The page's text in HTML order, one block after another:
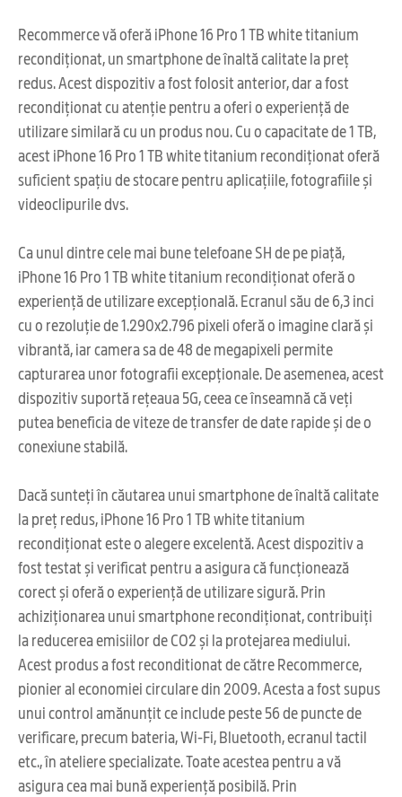
Recommerce vă oferă iPhone 16 Pro 1 TB white titanium
recondiționat, un smartphone de înaltă calitate la preț
redus. Acest dispozitiv a fost folosit anterior, dar a fost
recondiționat cu atenție pentru a oferi o experiență de
utilizare similară cu un produs nou. Cu o capacitate de 1 TB,
acest iPhone 16 Pro 1 TB white titanium recondiționat oferă
suficient spațiu de stocare pentru aplicațiile, fotografiile și
videoclipurile dvs.
Ca unul dintre cele mai bune telefoane SH de pe piață,
iPhone 16 Pro 1 TB white titanium recondiționat oferă o
experiență de utilizare excepțională. Ecranul său de 6,3 inci
cu o rezoluție de 1.290x2.796 pixeli oferă o imagine clară și
vibrantă, iar camera sa de 48 de megapixeli permite
capturarea unor fotografii excepționale. De asemenea, acest
dispozitiv suportă rețeaua 5G, ceea ce înseamnă că veți
putea beneficia de viteze de transfer de date rapide și de o
conexiune stabilă.
Dacă sunteți în căutarea unui smartphone de înaltă calitate
la preț redus, iPhone 16 Pro 1 TB white titanium
recondiționat este o alegere excelentă. Acest dispozitiv a
fost testat și verificat pentru a asigura că funcționează
corect și oferă o experiență de utilizare sigură. Prin
achiziționarea unui smartphone recondiționat, contribuiți
la reducerea emisiilor de CO2 și la protejarea mediului.
Acest produs a fost reconditionat de către Recommerce,
pionier al economiei circulare din 2009. Acesta a fost supus
unui control amănunțit ce include peste 56 de puncte de
verificare, precum bateria, Wi-Fi, Bluetooth, ecranul tactil
etc., în ateliere specializate. Toate acestea pentru a vă
asigura cea mai bună experiență posibilă. Prin